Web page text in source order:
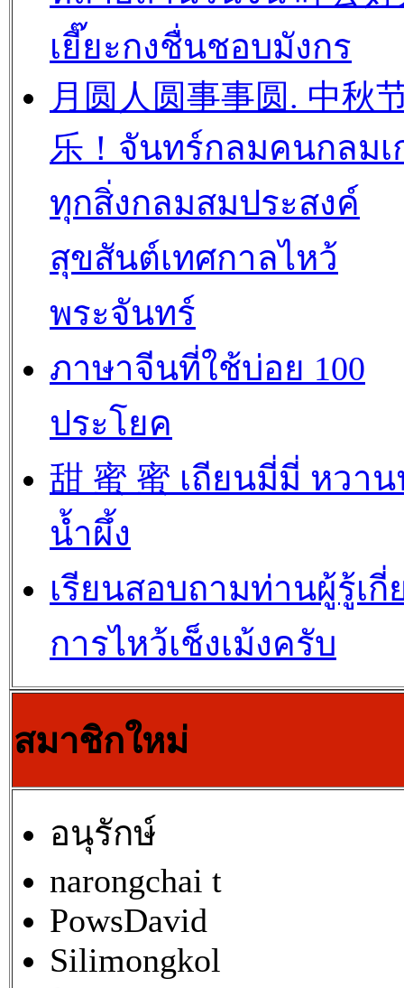
เยี๊ยะกงชื่นชอบมังกร
月圆人圆事事圆. 中秋
乐！จันทร์กลมคนกลมเ
ทุกสิ่งกลมสมประสงค์
สุขสันต์เทศกาลไหว้
พระจันทร์
ภาษาจีนที่ใช้บ่อย 100
ประโยค
甜 蜜 蜜 เถียนมี่มี่ หวา
น้ำผึ้ง
เรียนสอบถามท่านผู้รู้เกี่
การไหว้เช็งเม้งครับ
สมาชิกใหม่
อนุรักษ์
narongchai t
PowsDavid
Silimongkol